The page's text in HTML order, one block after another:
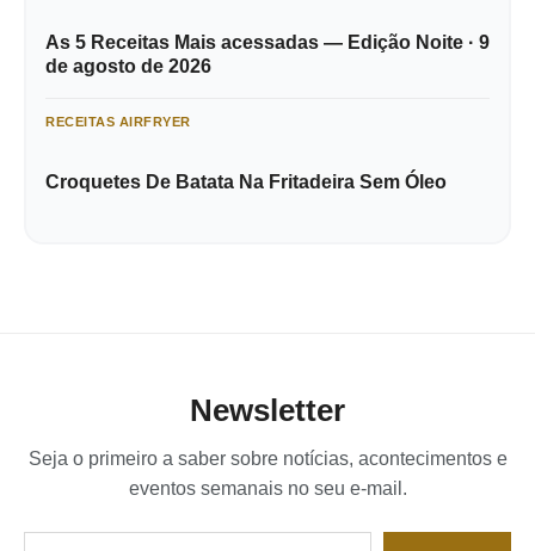
As 5 Receitas Mais acessadas — Edição Noite · 9
de agosto de 2026
RECEITAS AIRFRYER
Croquetes De Batata Na Fritadeira Sem Óleo
Newsletter
Seja o primeiro a saber sobre notícias, acontecimentos e
eventos semanais no seu e-mail.
Digite seu e-mail…